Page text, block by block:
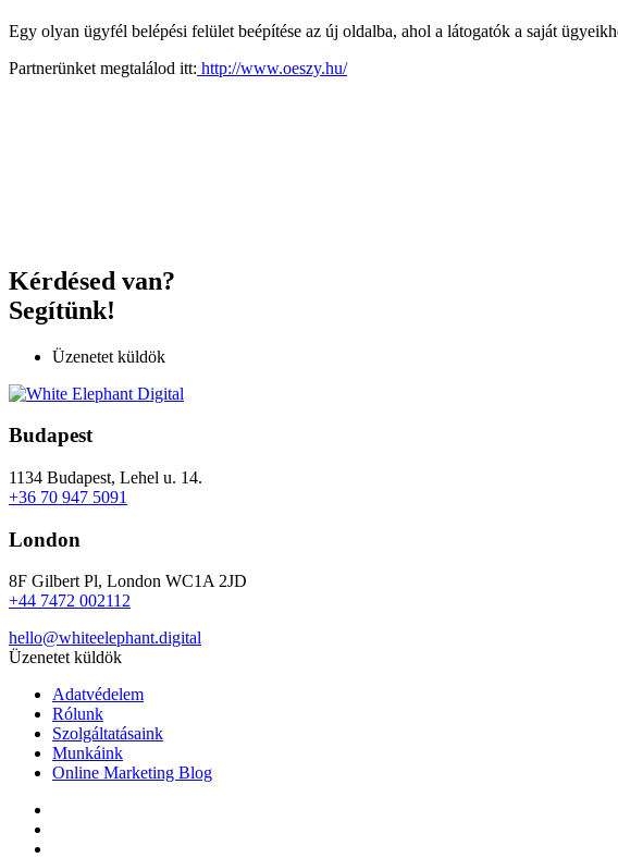
Egy olyan ügyfél belépési felület beépítése az új oldalba, ahol a látogatók a saját
Partnerünket megtalálod itt: http://www.oeszy.hu/
Kérdésed van?
Segítünk!
Üzenetet küldök
Budapest
1134 Budapest, Lehel u. 14.
+36 70 947 5091
London
8F Gilbert Pl, London WC1A 2JD
+44 7472 002112
hello@whiteelephant.digital
Üzenetet küldök
Adatvédelem
Rólunk
Szolgáltatásaink
Munkáink
Online Marketing Blog